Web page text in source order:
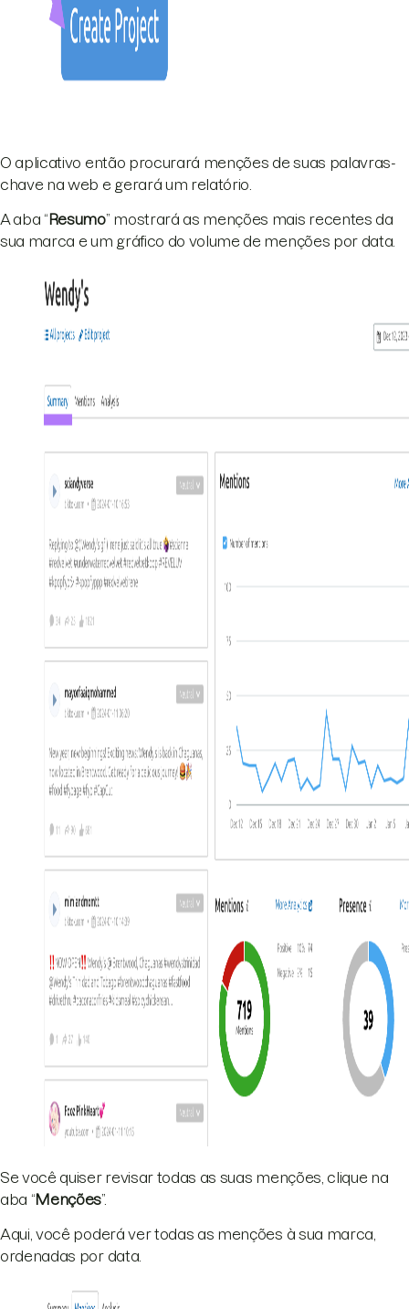
O aplicativo então procurará menções de suas palavras-
chave na web e gerará um relatório.
A aba “ Resumo” mostrará as menções mais recentes da
sua marca e um gráfico do volume de menções por data.
Se você quiser revisar todas as suas menções, clique na
aba “Menções”.
Aqui, você poderá ver todas as menções à sua marca,
ordenadas por data.